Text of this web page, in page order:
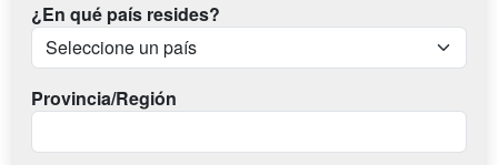
¿En qué país resides?
Provincia/Región